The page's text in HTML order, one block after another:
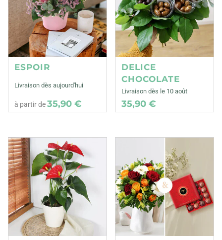
ESPOIR
Livraison dès aujourd'hui
à partir de35,90 €
DELICE
CHOCOLATE
Livraison dès le 10 août
35,90 €